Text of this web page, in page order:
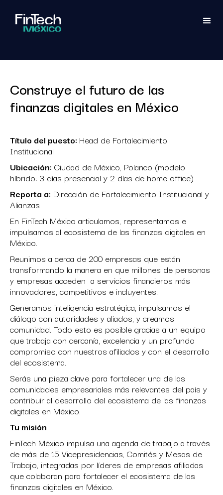
Construye el futuro de las
finanzas digitales en México
Título del puesto: Head de Fortalecimiento
Institucional
Ubicación: Ciudad de México, Polanco (modelo
híbrido: 3 días presencial y 2 días de home office)
Reporta a: Dirección de Fortalecimiento Institucional y
Alianzas
En FinTech México articulamos, representamos e
impulsamos al ecosistema de las finanzas digitales en
México.
Reunimos a cerca de 200 empresas que están
transformando la manera en que millones de personas
y empresas acceden a servicios financieros más
innovadores, competitivos e incluyentes.
Generamos inteligencia estratégica, impulsamos el
diálogo con autoridades y aliados, y creamos
comunidad. Todo esto es posible gracias a un equipo
que trabaja con cercanía, excelencia y un profundo
compromiso con nuestros afiliados y con el desarrollo
del ecosistema.
Serás una pieza clave para fortalecer una de las
comunidades empresariales más relevantes del país y
contribuir al desarrollo del ecosistema de las finanzas
digitales en México.
Tu misión
FinTech México impulsa una agenda de trabajo a través
de más de 15 Vicepresidencias, Comités y Mesas de
Trabajo, integradas por líderes de empresas afiliadas
que colaboran para fortalecer el ecosistema de las
finanzas digitales en México.